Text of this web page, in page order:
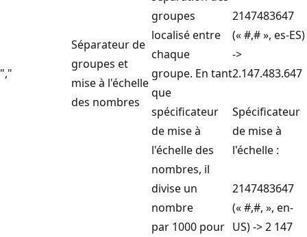
","
Séparateur de
groupes et
mise à l'échelle
des nombres
groupes
localisé entre
chaque
groupe. En tant
que
spécificateur
de mise à
l'échelle des
nombres, il
divise un
nombre
par 1000 pour
2147483647
(« #,# », es-ES)
->
2.147.483.647
Spécificateur
de mise à
l'échelle :
2147483647
(« #,#, », en-
US) -> 2 147